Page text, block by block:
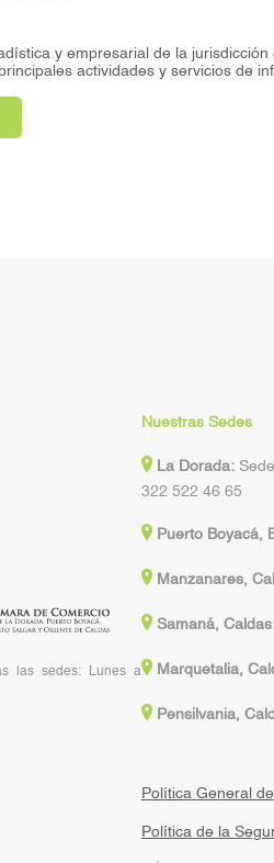
y empresarial de la
actividades y servicios de
las sedes: Lunes a
Nuestras Sedes
La Dorada:
322 522 46 65
Puerto Boyacá,
Manzanares,
Samaná,
Marquetalia,
Pensilvania,
Política General
Política de la